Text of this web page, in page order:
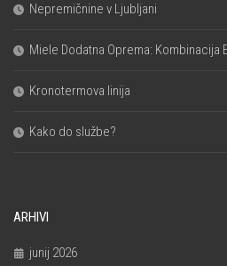
Nepremičnine v Ljubljani
Miele Dodatna Oprema: Kombinacija
Kronotermova linija
Kako do službe?
ARHIVI
junij 2026